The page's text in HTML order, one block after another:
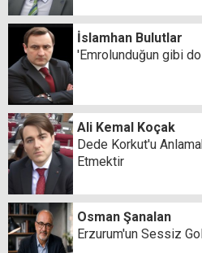
İslamhan Bulutlar
'Emrolunduğun gibi
Ali Kemal Koçak
Dede Korkut'u
Etmektir
Osman Şanalan
Erzurum'un Sessiz